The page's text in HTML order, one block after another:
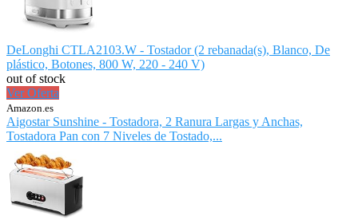
DeLonghi CTLA2103.W - Tostador (2 rebanada(s), Blanco, De
plástico, Botones, 800 W, 220 - 240 V)
out of stock
Ver Oferta
Amazon.es
Aigostar Sunshine - Tostadora, 2 Ranura Largas y Anchas,
Tostadora Pan con 7 Niveles de Tostado,...